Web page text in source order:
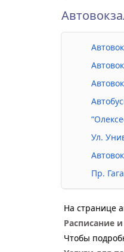
Ул.
Пр.
На странице
Расписание
Чтобы